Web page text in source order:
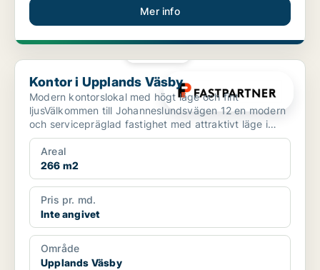
Mer info
Kontor i Upplands Väsby
Kontor i Upplands Väsby
Modern kontorslokal med högt läge och fint
ljusVälkommen till Johanneslundsvägen 12 en modern
och servicepräglad fastighet med attraktivt läge i
Upplands Väs...
Areal
266 m2
Pris pr. md.
Inte angivet
Område
Upplands Väsby